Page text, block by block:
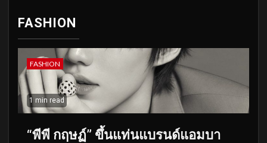
FASHION
FASHION
1 min read
“พีพี กฤษฏ์” ขึ้นแท่นแบรนด์แอมบา